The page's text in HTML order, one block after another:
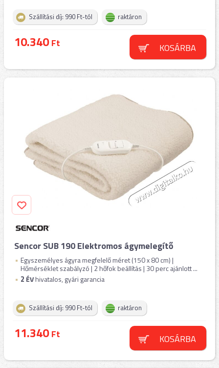
Szállítási díj: 990 Ft-tól raktáron
10.340Ft KOSÁRBA
Sencor SUB 190 Elektromos ágymelegítő
Egyszemélyes ágyra megfelelő méret (150 x 80 cm) |
Hőmérséklet szabályzó | 2 hőfok beállítás | 30 perc ajánlott ...
2 ÉVhivatalos, gyári garancia
Szállítási díj: 990 Ft-tól raktáron
11.340Ft KOSÁRBA